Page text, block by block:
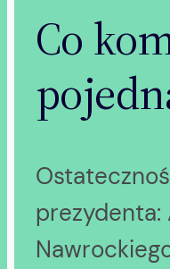
Co
prezydenta: